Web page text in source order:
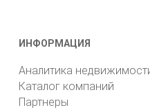
ИНФОРМАЦИЯ
Аналитика
Каталог компаний
Партнеры